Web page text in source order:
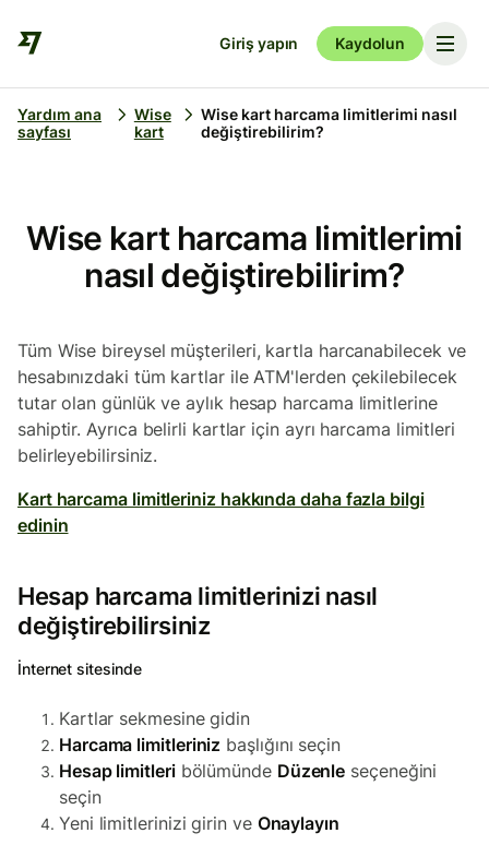
Giriş yapın Kaydolun
Yardım ana
sayfası
Wise
kart
Wise kart harcama limitlerimi nasıl
değiştirebilirim?
Wise kart harcama limitlerimi
nasıl değiştirebilirim?
Tüm Wise bireysel müşterileri, kartla harcanabilecek ve
hesabınızdaki tüm kartlar ile ATM'lerden çekilebilecek
tutar olan günlük ve aylık hesap harcama limitlerine
sahiptir. Ayrıca belirli kartlar için ayrı harcama limitleri
belirleyebilirsiniz.
Kart harcama limitleriniz hakkında daha fazla bilgi
edinin
Hesap harcama limitlerinizi nasıl
değiştirebilirsiniz
İnternet sitesinde
Kartlar sekmesine gidin
Harcama limitleriniz başlığını seçin
Hesap limitleribölümünde Düzenle seçeneğini
seçin
Yeni limitlerinizi girin ve Onaylayın